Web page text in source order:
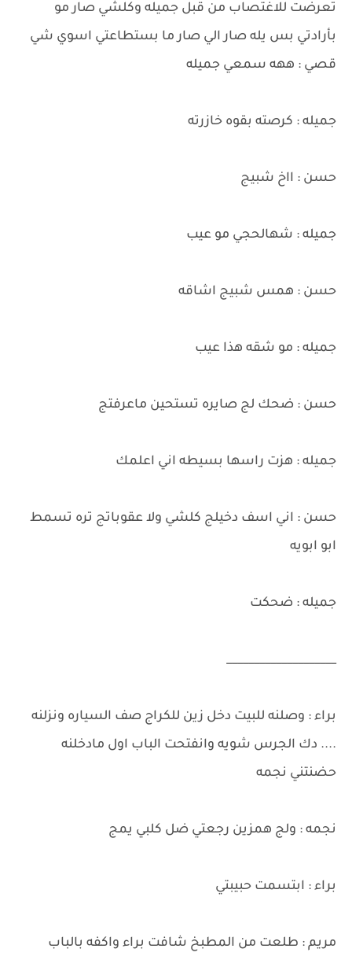
تعرضت للاغتصاب من قبل جميله وكلشي صار مو
بأرادتي بس يله صار الي صار ما بستطاعتي اسوي شي
قصي : ههه سمعي جميله
جميله : كرصته بقوه خازرته
حسن : ااخ شبيج
جميله : شهالحجي مو عيب
حسن : همس شبيج اشاقه
جميله : مو شقه هذا عيب
حسن : ضحك لج صايره تستحين ماعرفتج
جميله : هزت راسها بسيطه اني اعلمك
حسن : اني اسف دخيلج كلشي ولا عقوباتج تره تسمط
ابو ابويه
جميله : ضحكت
____________________
براء : وصلنه للبيت دخل زين للكراج صف السياره ونزلنه
.... دك الجرس شويه وانفتحت الباب اول مادخلنه
حضنتني نجمه
نجمه : ولج همزين رجعتي ضل كلبي يمج
براء : ابتسمت حبيبتي
مريم : طلعت من المطبخ شافت براء واكفه بالباب